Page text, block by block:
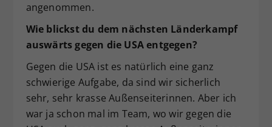
angenommen.
Wie blickst du dem nächsten Länderkampf
auswärts gegen die USA entgegen?
Gegen die USA ist es natürlich eine ganz
schwierige Aufgabe, da sind wir sicherlich
sehr, sehr krasse Außenseiterinnen. Aber ich
war ja schon mal im Team, wo wir gegen die